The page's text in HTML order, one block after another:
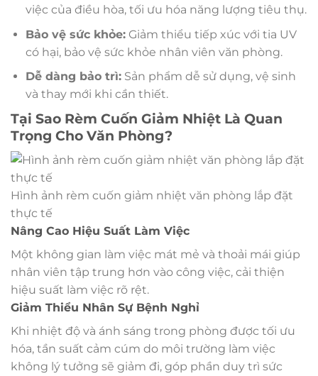
việc của điều hòa, tối ưu hóa năng lượng tiêu thụ.
Bảo vệ sức khỏe:Giảm thiểu tiếp xúc với tia UV
có hại, bảo vệ sức khỏe nhân viên văn phòng.
Dễ dàng bảo trì:Sản phẩm dễ sử dụng, vệ sinh
và thay mới khi cần thiết.
Tại Sao Rèm Cuốn Giảm Nhiệt Là Quan
Trọng Cho Văn Phòng?
Hình ảnh rèm cuốn giảm nhiệt văn phòng lắp đặt
thực tế
Nâng Cao Hiệu Suất Làm Việc
Một không gian làm việc mát mẻ và thoải mái giúp
nhân viên tập trung hơn vào công việc, cải thiện
hiệu suất làm việc rõ rệt.
Giảm Thiểu Nhân Sự Bệnh Nghỉ
Khi nhiệt độ và ánh sáng trong phòng được tối ưu
hóa, tần suất cảm cúm do môi trường làm việc
không lý tưởng sẽ giảm đi, góp phần duy trì sức